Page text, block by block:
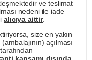
ve teslimat
nedeni ile iade
alıcıya aittir.
size en yakın
açılması